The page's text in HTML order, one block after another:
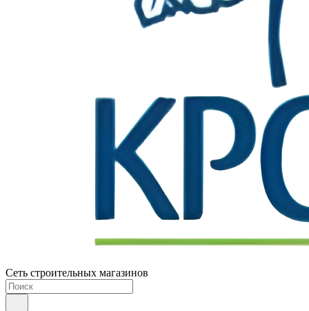
Сеть строительных магазинов